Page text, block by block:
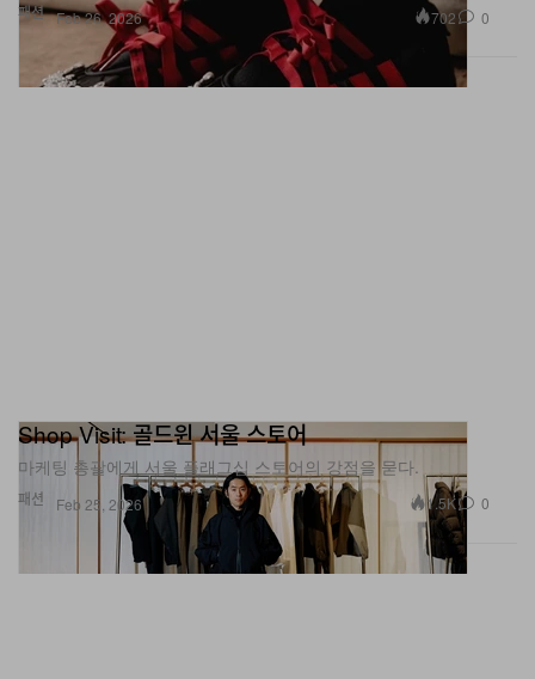
패션 Feb 26, 2026 702 0
패션
Shop Visit: 골드윈 서울 스토어
마케팅 총괄에게 서울 플래그십 스토어의 강점을 묻다.
Feb 25, 2026 1.5K 0